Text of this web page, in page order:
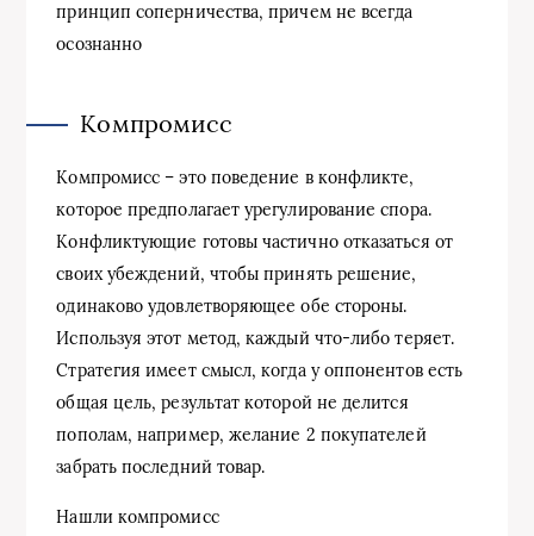
принцип соперничества, причем не всегда
осознанно
Компромисс
Компромисс – это поведение в конфликте,
которое предполагает урегулирование спора.
Конфликтующие готовы частично отказаться от
своих убеждений, чтобы принять решение,
одинаково удовлетворяющее обе стороны.
Используя этот метод, каждый что-либо теряет.
Стратегия имеет смысл, когда у оппонентов есть
общая цель, результат которой не делится
пополам, например, желание 2 покупателей
забрать последний товар.
Нашли компромисс